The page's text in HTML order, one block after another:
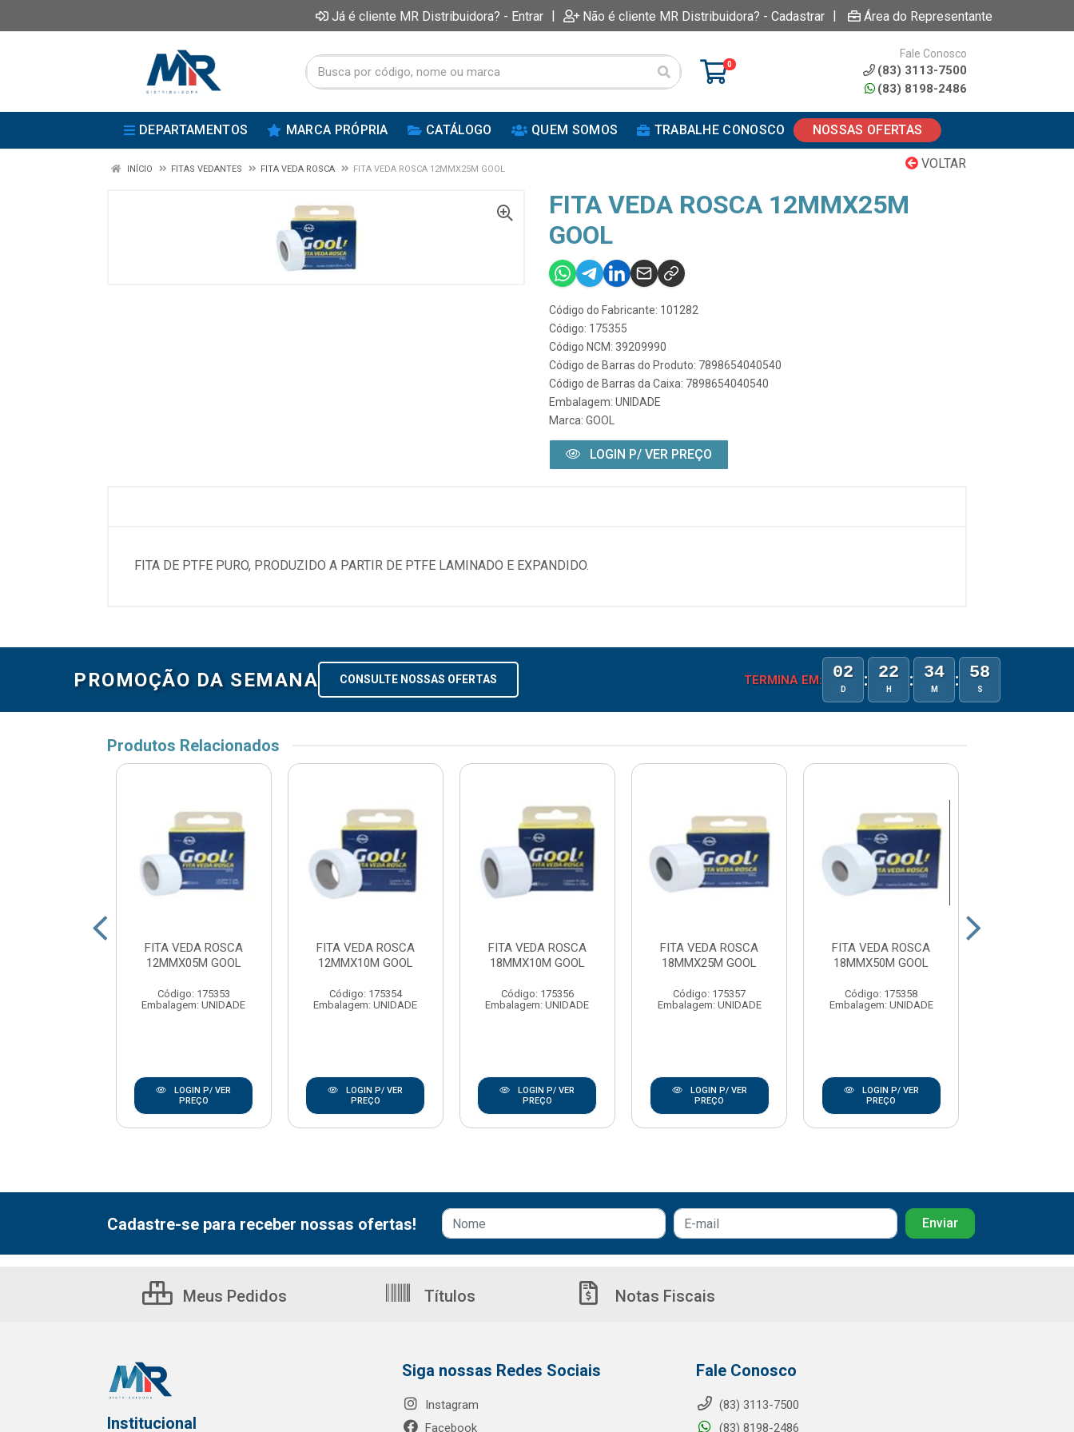
Já é cliente MR Distribuidora? - Entrar | Não é cliente MR Distribuidora? - Cadastrar | Área do Representante
0
Fale Conosco
(83) 3113-7500
(83) 8198-2486
DEPARTAMENTOS MARCA PRÓPRIA CATÁLOGO QUEM SOMOS TRABALHE CONOSCO NOSSAS OFERTAS
VOLTAR
INÍCIO FITAS VEDANTES FITA VEDA ROSCA FITA VEDA ROSCA 12MMX25M GOOL
FITA VEDA ROSCA 12MMX25M
GOOL
Código do Fabricante: 101282
Código: 175355
Código NCM: 39209990
Código de Barras do Produto: 7898654040540
Código de Barras da Caixa: 7898654040540
Embalagem: UNIDADE
Marca: GOOL
LOGIN P/ VER PREÇO
FITA DE PTFE PURO, PRODUZIDO A PARTIR DE PTFE LAMINADO E EXPANDIDO.
PROMOÇÃO DA SEMANA CONSULTE NOSSAS OFERTAS TERMINA EM: 02
D : 22
H : 34
M : 58
S
Produtos Relacionados
FITA VEDA ROSCA
12MMX05M GOOL
Código: 175353
Embalagem: UNIDADE
LOGIN P/ VER
PREÇO
FITA VEDA ROSCA
12MMX10M GOOL
Código: 175354
Embalagem: UNIDADE
LOGIN P/ VER
PREÇO
FITA VEDA ROSCA
18MMX10M GOOL
Código: 175356
Embalagem: UNIDADE
LOGIN P/ VER
PREÇO
FITA VEDA ROSCA
18MMX25M GOOL
Código: 175357
Embalagem: UNIDADE
LOGIN P/ VER
PREÇO
FITA VEDA ROSCA
18MMX50M GOOL
Código: 175358
Embalagem: UNIDADE
LOGIN P/ VER
PREÇO
Cadastre-se para receber nossas ofertas!
Meus Pedidos Títulos Notas Fiscais
Institucional
Siga nossas Redes Sociais
Instagram
Facebook
Fale Conosco
(83) 3113-7500
(83) 8198-2486